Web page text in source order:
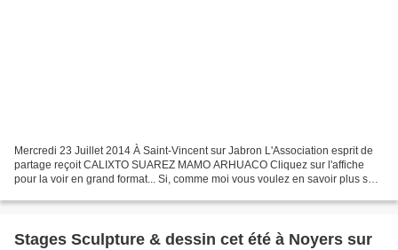
Mercredi 23 Juillet 2014 À Saint-Vincent sur Jabron L'Association esprit de
partage reçoit CALIXTO SUAREZ MAMO ARHUACO Cliquez sur l'affiche
pour la voir en grand format... Si, comme moi vous voulez en savoir plus sur
Stages Sculpture & dessin cet été à Noyers sur